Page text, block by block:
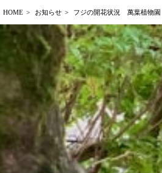
HOME お知らせ フジの開花状況 萬葉植物園
日本語
ENGLISH
中文繁体字
中文簡体字
한국어